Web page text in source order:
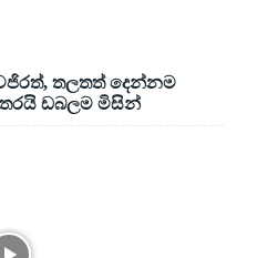
තලතත් දෙන්නම
ඩබලම මිසින්